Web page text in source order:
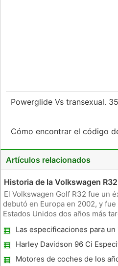
Powerglide Vs transexual.
Cómo encontrar el código
Artículos relacionados
Historia de la Volkswagen R32
El Volkswagen Golf R32 fue un
debutó en Europa en 2002, y
Estados Unidos dos años más
el Golf ya muy popular Mk IV. El
componentes y
Las especificaciones para un
Harley Davidson 96 Ci
Capacidad de aceite
Motores de coches de los